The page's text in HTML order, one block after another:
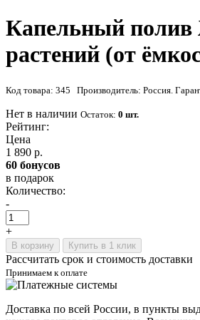
Капельный полив
растений (от
Код товара: 345 Производитель: Россия.
Нет в наличии Остаток: 0 шт.
Рейтинг:
Цена
1 890 р.
60 бонусов
в подарок
Количество:
-
+
В корзину Купить в 1 клик
Рассчитать срок и стоимость доставки
Принимаем к оплате
Доставка по всей России, в пункты